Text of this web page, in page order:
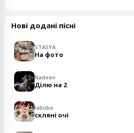
Нові додані пісні
STASYA
На фото
Nadeen
Ділю на 2
labuba
скляні очі